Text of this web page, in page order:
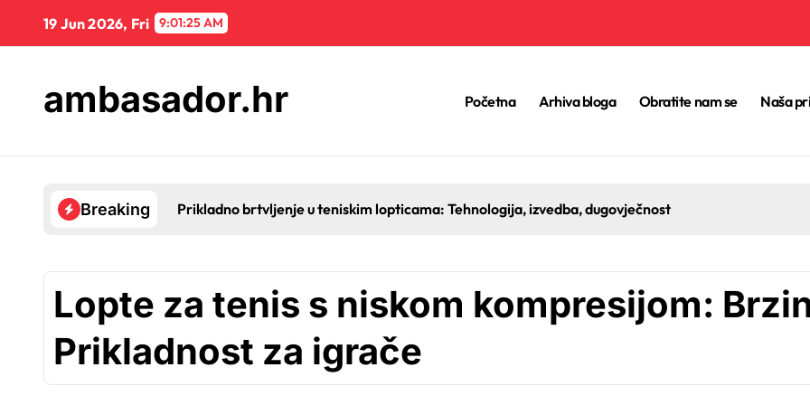
content
19 Jun 2026, Fri 9:01:25 AM
ambasador.hr Početna Arhiva bloga Obratite nam se Naša
Breaking Prikladno brtvljenje u teniskim lopticama: Tehnologija, izvedba, dugovječnost
Lopte za tenis s niskom kompresijom:
Prikladnost za igrače